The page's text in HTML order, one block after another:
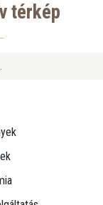
térkép